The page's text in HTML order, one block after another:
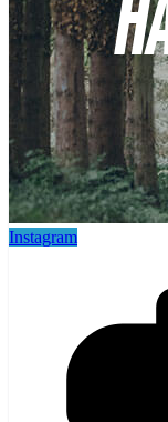
Instagram